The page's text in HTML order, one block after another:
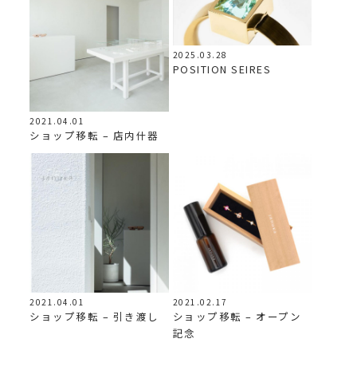
2021.04.01
ショップ移転 – 店内什器
2025.03.28
POSITION SEIRES
2021.04.01
ショップ移転 – 引き渡し
2021.02.17
ショップ移転 – オープン
記念